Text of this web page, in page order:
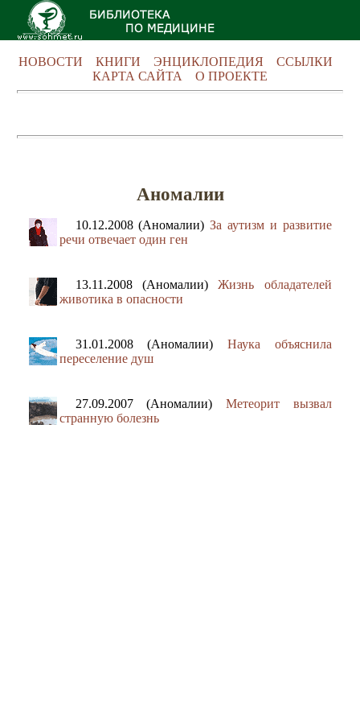
НОВОСТИ КНИГИ ЭНЦИКЛОПЕДИЯ
ССЫЛКИ
КАРТА САЙТА
О ПРОЕКТЕ
Аномалии
10.12.2008 (Аномалии)За аутизм и развитие
речи отвечает один ген
13.11.2008 (Аномалии)Жизнь обладателей
животика в опасности
31.01.2008 (Аномалии) Наука объяснила
переселение душ
27.09.2007 (Аномалии) Метеорит вызвал
странную болезнь